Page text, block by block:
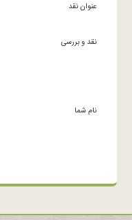
عنوان نقد
نقد و بررسی
نام شما